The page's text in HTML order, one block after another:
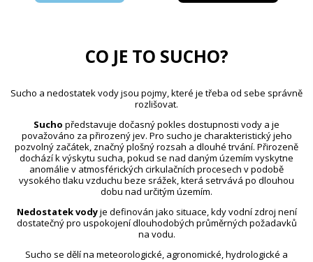
CO JE TO SUCHO?
Sucho a nedostatek vody jsou pojmy, které je třeba od sebe správně
rozlišovat.
Sucho představuje dočasný pokles dostupnosti vody a je
považováno za přirozený jev. Pro sucho je charakteristický jeho
pozvolný začátek, značný plošný rozsah a dlouhé trvání. Přirozeně
dochází k výskytu sucha, pokud se nad daným územím vyskytne
anomálie v atmosférických cirkulačních procesech v podobě
vysokého tlaku vzduchu beze srážek, která setrvává po dlouhou
dobu nad určitým územím.
Nedostatek vodyje definován jako situace, kdy vodní zdroj není
dostatečný pro uspokojení dlouhodobých průměrných požadavků
na vodu.
Sucho se dělí na meteorologické, agronomické, hydrologické a